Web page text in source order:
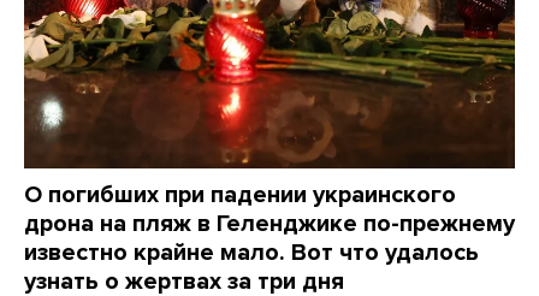
О погибших при падении украинского
дрона на пляж в Геленджике по-прежнему
известно крайне мало. Вот что удалось
узнать о жертвах за три дня